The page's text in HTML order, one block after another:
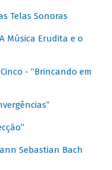
Telas Sonoras
Música Erudita e o
- “Brincando em
Sebastian Bach